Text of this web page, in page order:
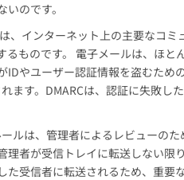
のです。
、インターネット上の主要なコ
るものです。 電子メールは、ほ
IDやユーザー認証情報を盗むため
ます。DMARCは、認証に失敗し
ルは、管理者によるレビューの
理者が受信トレイに転送しない限
た受信者に転送されるため、重要